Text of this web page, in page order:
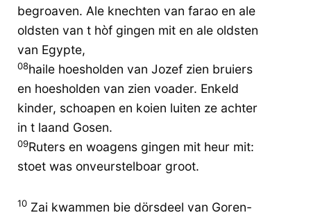
begroaven. Ale knechten van farao en ale
oldsten van t hòf gingen mit en ale oldsten
van Egypte,
08haile hoesholden van Jozef zien bruiers
en hoesholden van zien voader. Enkeld
kinder, schoapen en koien luiten ze achter
in t laand Gosen.
09Ruters en woagens gingen mit heur mit:
stoet was onveurstelboar groot.
10 Zai kwammen bie dörsdeel van Goren-